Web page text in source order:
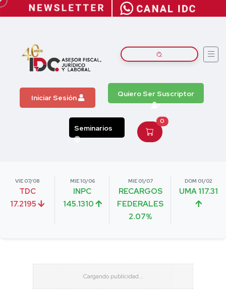
Iniciar Sesión Quiero Ser Suscriptor
Seminarios
0
VIE 07/08
TDC
17.2195
MIE 10/06
INPC
145.1310
MIE 01/07
RECARGOS
FEDERALES
2.07%
DOM 01/02
UMA 117.31